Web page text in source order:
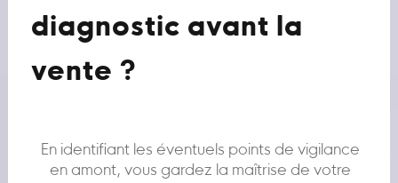
diagnostic avant la
vente ?
En identifiant les éventuels points de vigilance
en amont, vous gardez la maîtrise de votre